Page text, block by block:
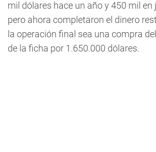
mil dólares hace un año y 450 mil en
pero ahora completaron el dinero
la operación final sea una compra
de la ficha por 1.650.000 dólares.